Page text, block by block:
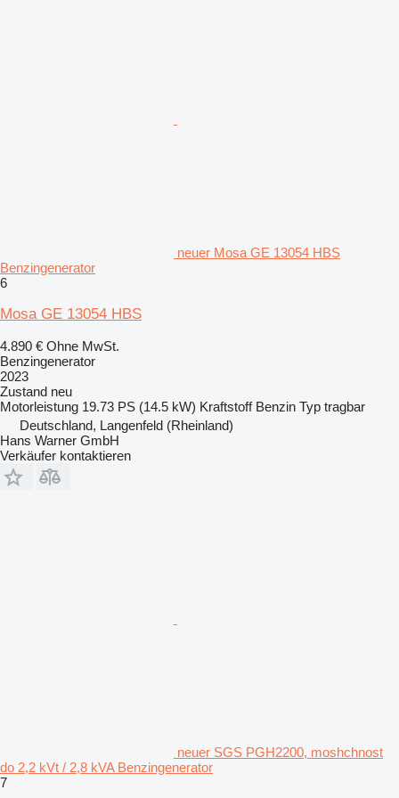
neuer Mosa GE 13054 HBS
Benzingenerator
6
Mosa GE 13054 HBS
4.890 € Ohne MwSt.
Benzingenerator
2023
Zustand neu
Motorleistung 19.73 PS (14.5 kW) Kraftstoff Benzin Typ tragbar
Deutschland, Langenfeld (Rheinland)
Hans Warner GmbH
Verkäufer kontaktieren
neuer SGS PGH2200, moshchnost
do 2,2 kVt / 2,8 kVA Benzingenerator
7